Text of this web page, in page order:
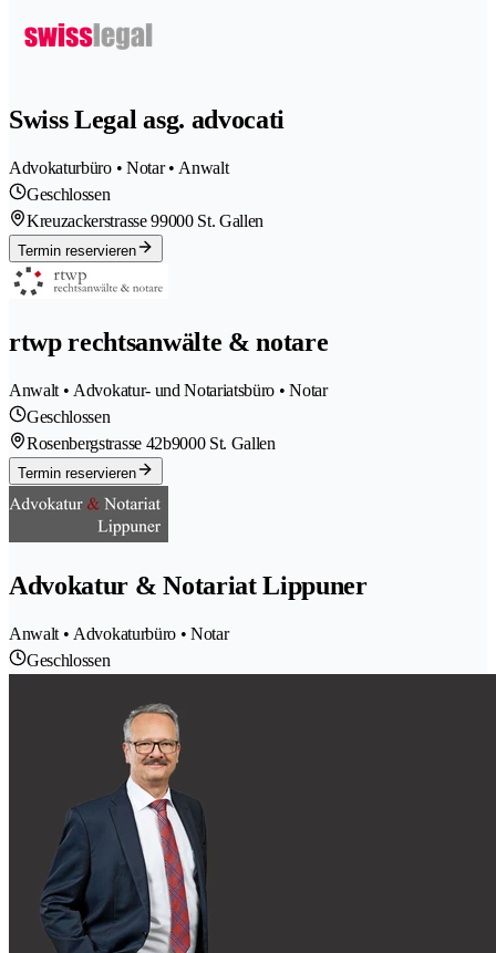
Swiss Legal asg. advocati
Advokaturbüro • Notar • Anwalt
Geschlossen
Kreuzackerstrasse 99000 St. Gallen
Termin reservieren
rtwp rechtsanwälte & notare
Anwalt • Advokatur- und Notariatsbüro • Notar
Geschlossen
Rosenbergstrasse 42b9000 St. Gallen
Termin reservieren
Advokatur & Notariat Lippuner
Anwalt • Advokaturbüro • Notar
Geschlossen